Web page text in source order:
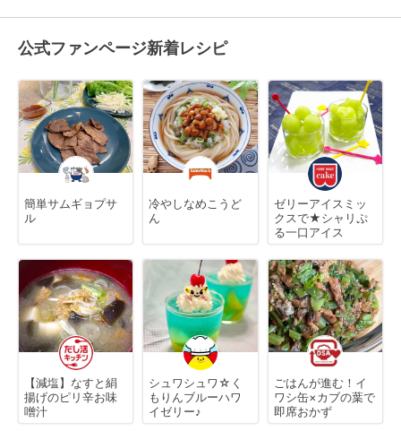
公式ファンページ新着レシピ
簡単サムギョプサ
ル
冷やしなめこうど
ん
ゼリーアイスミッ
クスで★シャリぷ
る一口アイス
【減塩】なすと絹
揚げのピリ辛お味
噌汁
シュワシュワ☆く
もりんブルーハワ
イゼリー♪
ごはんが進む！イ
ワシ缶×カブの葉で
即席おかず